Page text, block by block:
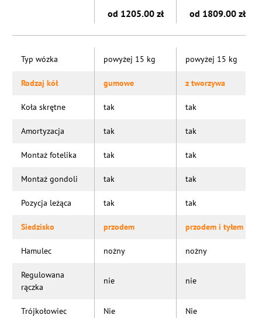
od 1205.00 zł od 1809.00 zł
Typ wózka powyżej 15 kg powyżej 15 kg
Rodzaj kół gumowe z tworzywa
Koła skrętne tak tak
Amortyzacja tak tak
Montaż fotelika tak tak
Montaż gondoli tak tak
Pozycja leżąca tak tak
Siedzisko przodem przodem i tyłem
Hamulec nożny nożny
Regulowana
rączka
nie nie
Trójkołowiec Nie Nie